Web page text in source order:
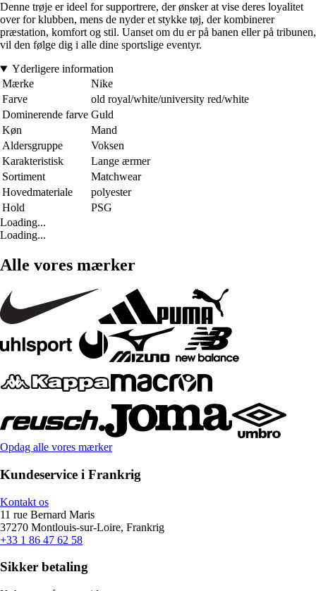
Denne trøje er ideel for supportrere, der ønsker at vise deres loyalitet
over for klubben, mens de nyder et stykke tøj, der kombinerer
præstation, komfort og stil. Uanset om du er på banen eller på tribunen,
vil den følge dig i alle dine sportslige eventyr.
Yderligere information
Mærke
Nike
Farve
old royal/white/university red/white
Dominerende farve Guld
Køn
Mand
Aldersgruppe
Voksen
Karakteristisk
Lange ærmer
Sortiment
Matchwear
Hovedmateriale
polyester
Hold
PSG
Loading...
Loading...
Alle vores mærker
Opdag alle vores mærker
Kundeservice i Frankrig
Kontakt os
11 rue Bernard Maris
37270 Montlouis-sur-Loire, Frankrig
+33 1 86 47 62 58
Sikker betaling